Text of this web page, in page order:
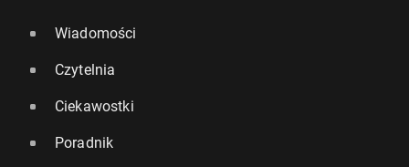
Wiadomości
Czytelnia
Ciekawostki
Poradnik